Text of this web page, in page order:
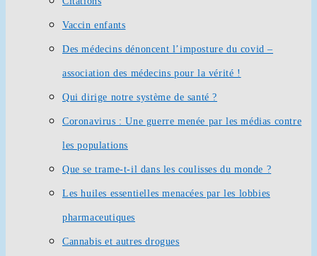
Vaccin enfants
Des médecins dénoncent l’imposture du covid –
association des médecins pour la vérité !
Qui dirige notre système de santé ?
Coronavirus : Une guerre menée par les médias contre
les populations
Que se trame-t-il dans les coulisses du monde ?
Les huiles essentielles menacées par les lobbies
pharmaceutiques
Cannabis et autres drogues